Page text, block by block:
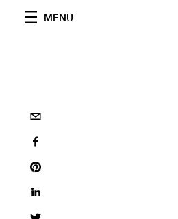
MENU